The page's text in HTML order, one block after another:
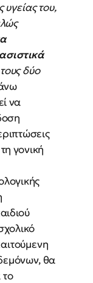
υγείας του,
τους δύο
να
γονική
θα